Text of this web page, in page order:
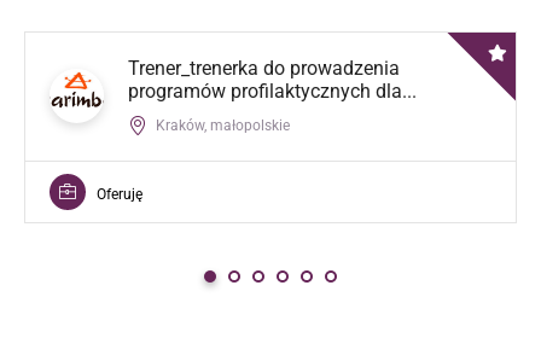
Trener_trenerka do prowadzenia
programów profilaktycznych dla...
Kraków, małopolskie
Oferuję